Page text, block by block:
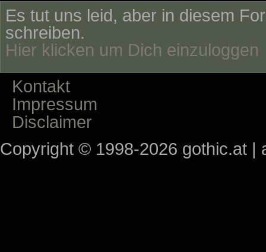
Es tut uns leid, aber in diesem
schreiben.
Hier klicken um Dich einzuloggen
Kontakt
Impressum
Disclaimer
Copyright © 1998-2026 gothic.at |